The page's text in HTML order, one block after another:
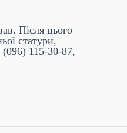
Після цього
статури,
(096) 115-30-87,